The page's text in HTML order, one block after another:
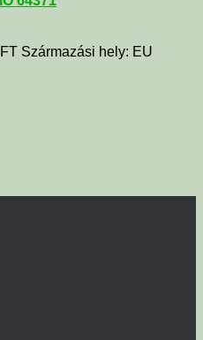
Származási hely: EU